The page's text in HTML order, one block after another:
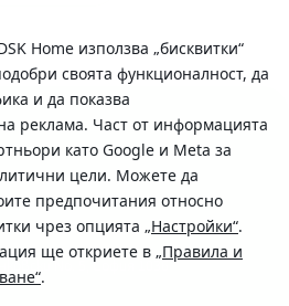
Home използва „бисквитки“
своята функционалност, да
и да показва
реклама. Част от информацията
като Google и Meta за
цели. Можете да
предпочитания относно
чрез опцията „Настройки“.
ще откриете в „Правила и
.
No. 5, София 1036